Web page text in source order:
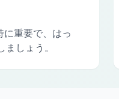
重要で、はっ
しょう。